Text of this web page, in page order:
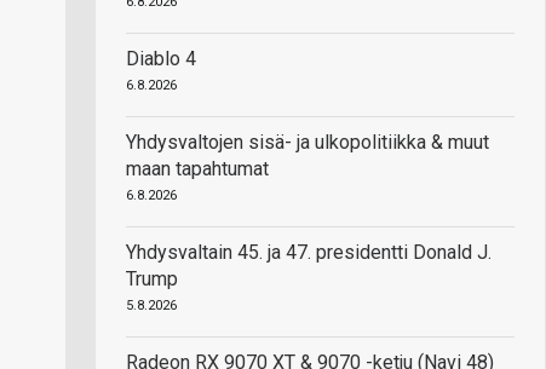
Diablo 4
6.8.2026
Yhdysvaltojen sisä- ja ulkopolitiikka & muut
maan tapahtumat
6.8.2026
Yhdysvaltain 45. ja 47. presidentti Donald J.
Trump
5.8.2026
Radeon RX 9070 XT & 9070 -ketju (Navi 48)